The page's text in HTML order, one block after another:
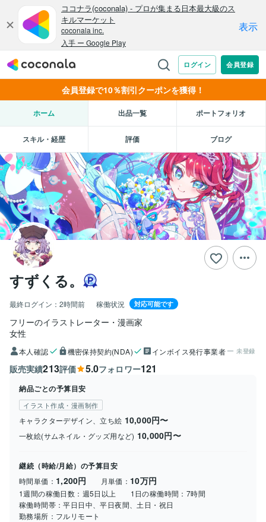
会員登録で10％割引クーポンを獲得！
ホーム 出品一覧 ポートフォリオ
スキル・経歴 評価 ブログ
すずくる。
最終ログイン： 2時間前 稼働状況 対応可能です
フリーのイラストレーター・漫画家
女性
本人確認 機密保持契約(NDA) インボイス発行事業者 未登録
販売実績213評価 5.0フォロワー121
納品ごとの予算目安
イラスト作成・漫画制作
キャラクターデザイン、立ち絵 10,000円〜
一枚絵(サムネイル・グッズ用など) 10,000円〜
継続（時給/月給）の予算目安
時間単価： 1,200円 月単価： 10万円
1週間の稼働日数： 週5日以上 1日の稼働時間： 7時間
稼働時間帯：平日日中、平日夜間、土日・祝日
勤務場所： フルリモート